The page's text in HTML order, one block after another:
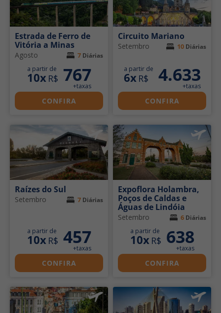
Estrada de Ferro de
Vitória a Minas
Agosto 7 Diárias
a partir de
10x R$ 767
+taxas
CONFIRA
Circuito Mariano
Setembro 10 Diárias
a partir de
6x R$ 4.633
+taxas
CONFIRA
Raízes do Sul
Setembro 7 Diárias
a partir de
10x R$ 457
+taxas
CONFIRA
Expoflora Holambra,
Poços de Caldas e
Águas de Lindóia
Setembro 6 Diárias
a partir de
10x R$ 638
+taxas
CONFIRA